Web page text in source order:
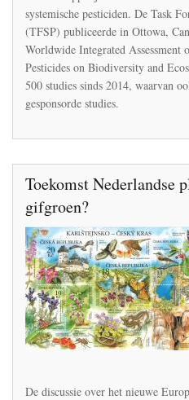
systemische pesticiden. De Task
(TFSP) publiceerde in Ottowa,
Worldwide Integrated Assessment
Pesticides on Biodiversity and
500 studies sinds 2014, waarvan
gesponsorde studies.
Toekomst Nederlandse
gifgroen?
De discussie over het nieuwe